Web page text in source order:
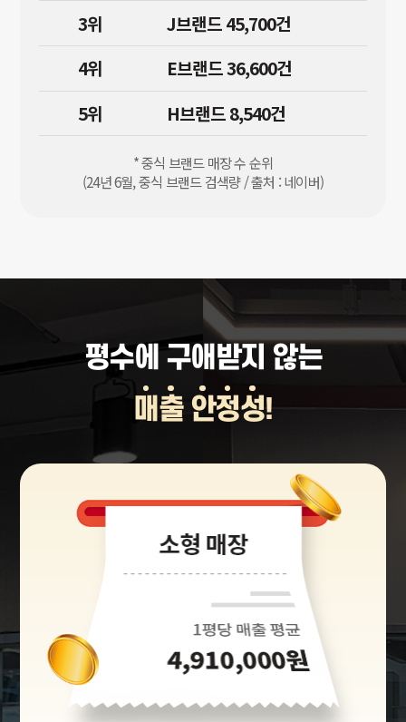
3위
J브랜드 45,700건
4위
E브랜드 36,600건
5위
H브랜드 8,540건
* 중식 브랜드 매장 수 순위
(24년 6월, 중식 브랜드 검색량 / 출처 : 네이버)
평수에 구애받지 않는
매출 안정성!